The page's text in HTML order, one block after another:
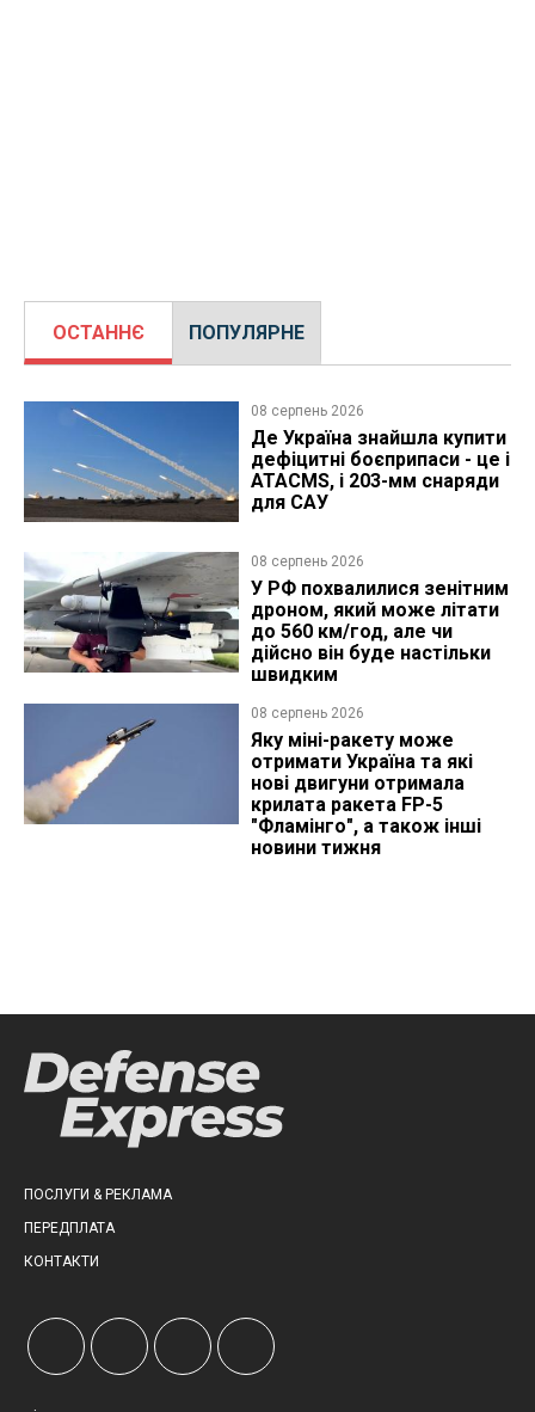
ОСТАННЄ ПОПУЛЯРНЕ
08 серпень 2026
Де Україна знайшла купити
дефіцитні боєприпаси - це і
ATACMS, і 203-мм снаряди
для САУ
08 серпень 2026
У РФ похвалилися зенітним
дроном, який може літати
до 560 км/год, але чи
дійсно він буде настільки
швидким
08 серпень 2026
Яку міні-ракету може
отримати Україна та які
нові двигуни отримала
крилата ракета FP-5
"Фламінго", а також інші
новини тижня
ПОСЛУГИ & РЕКЛАМА
ПЕРЕДПЛАТА
КОНТАКТИ